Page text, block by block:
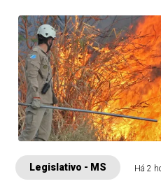
Legislativo - MS Há 2